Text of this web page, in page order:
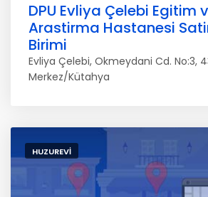
DPU Evliya Çelebi Egitim
Arastirma Hastanesi
Birimi
Evliya Çelebi, Okmeydani Cd. No:3,
Merkez/Kütahya
HUZUREVI